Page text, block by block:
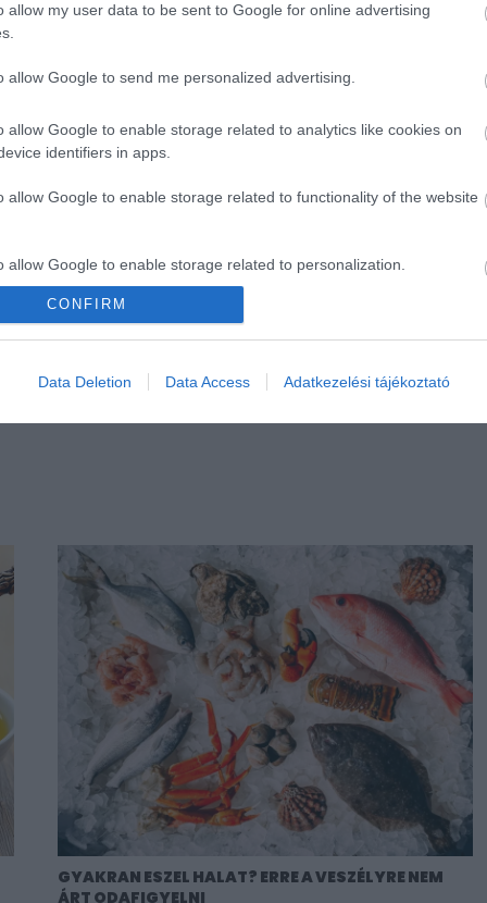
allow my user data to be sent to Google for online advertising
allow Google to send me personalized advertising.
allow Google to enable storage related to analytics like cookies on
identifiers in apps.
allow Google to enable storage related to functionality of the website
allow Google to enable storage related to personalization.
functionality and fraud prevention, and other user protection.
CONFIRM
Data Deletion Data Access Adatkezelési tájékoztató
kérdezte a témáról, aki szerint ezek a praktikák
mert a porózus felületek felszívhatják a
de nem hatékonyabbak, mint a folyóvíz alatt
megváltoztathatja az ízt és a textúrát.
öblítés, mert gyorsan és egyszerűen elvégezhető,
okozna.
GYAKRAN ESZEL HALAT? ERRE A VESZÉLYRE NEM
ÁRT ODAFIGYELNI